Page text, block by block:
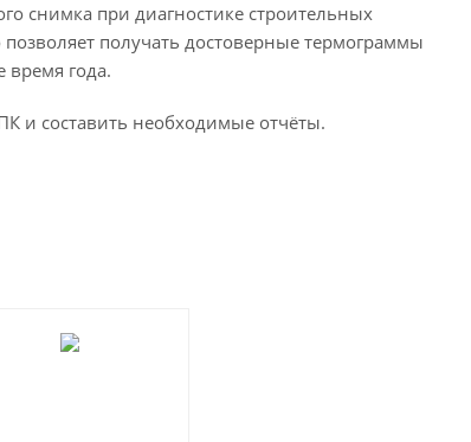
снимка при диагностике строительных
получать достоверные термограммы
время года.
и составить необходимые отчёты.